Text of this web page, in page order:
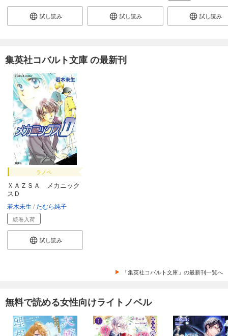
試し読み 試し読み 試し読み
集英社コバルト文庫 の最新刊
ラノベ
ＸＡＺＳＡ メカニック
スＤ
若木未生 たむら純子
続巻入荷
試し読み
「集英社コバルト文庫」の最新刊一覧へ
無料で読める女性向けライトノベル